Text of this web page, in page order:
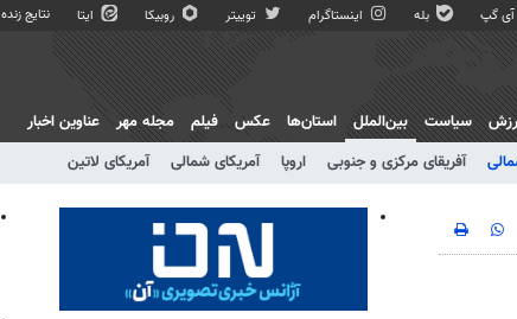
آی گپ بله اینستاگرام توییتر روبیکا ایتا نتایج زنده
سیاست
بین‌الملل
آفریقای مرکزی و جنوبی اروپا آمریکای شمالی آمریکای لاتین
استان‌ها عکس فیلم مجله مهر عناوین اخبار